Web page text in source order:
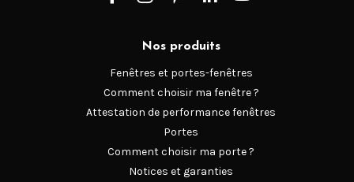
Nos produits
Fenêtres et portes-fenêtres
Comment choisir ma fenêtre ?
Attestation de performance fenêtres
Portes
Comment choisir ma porte ?
Notices et garanties